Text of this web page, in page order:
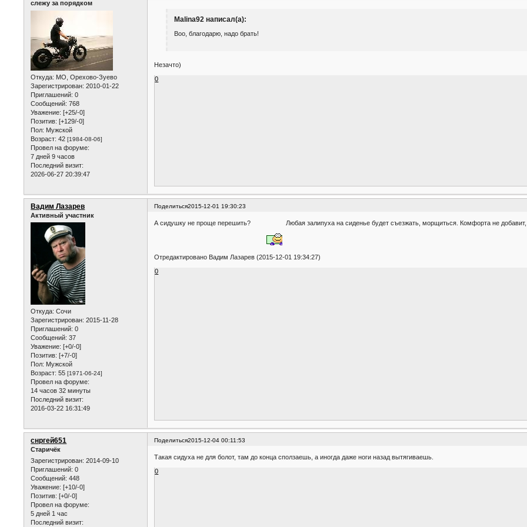
слежу за порядком
Откуда: МО, Орехово-Зуево
Зарегистрирован: 2010-01-22
Приглашений: 0
Сообщений: 768
Уважение: [+25/-0]
Позитив: [+129/-0]
Пол: Мужской
Возраст: 42[1984-08-06]
Провел на форуме:
7 дней 9 часов
Последний визит:
2026-06-27 20:39:47
Malina92 написал(а):
Воо, благодарю, надо брать!
Незачто)
0
Поделиться2015-12-01 19:30:23
Вадим Лазарев
Активный участник
Откуда: Сочи
Зарегистрирован: 2015-11-28
Приглашений: 0
Сообщений: 37
Уважение: [+0/-0]
Позитив: [+7/-0]
Пол: Мужской
Возраст: 55[1971-06-24]
Провел на форуме:
14 часов 32 минуты
Последний визит:
2016-03-22 16:31:49
А сидушку не проще перешить? Любая залипуха на сиденье будет съезжать, морщиться. Комфорта не
Отредактировано Вадим Лазарев (2015-12-01 19:34:27)
0
Поделиться2015-12-04 00:11:53
снргей651
Старичёк
Зарегистрирован: 2014-09-10
Приглашений: 0
Сообщений: 448
Уважение: [+10/-0]
Позитив: [+0/-0]
Провел на форуме:
5 дней 1 час
Последний визит:
Такая сидуха не для болот, там до конца сползаешь, а иногда даже ноги назад вытягиваешь.
0